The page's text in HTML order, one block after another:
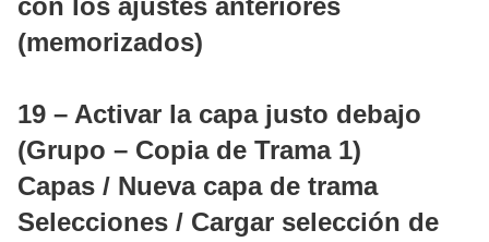
con los ajustes anteriores
(memorizados)
19 – Activar la capa justo debajo
(Grupo – Copia de Trama 1)
Capas / Nueva capa de trama
Selecciones / Cargar selección de